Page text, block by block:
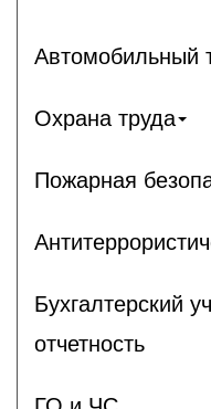
Автомобильный
Охрана труда
Пожарная
Бухгалтерский
отчетность